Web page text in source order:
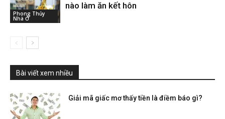
Phong Thủy
Nhà Ở
nào làm ăn kết hôn
Bài viết xem nhiều
Giải mã giấc mơ thấy tiền là điềm báo gì?